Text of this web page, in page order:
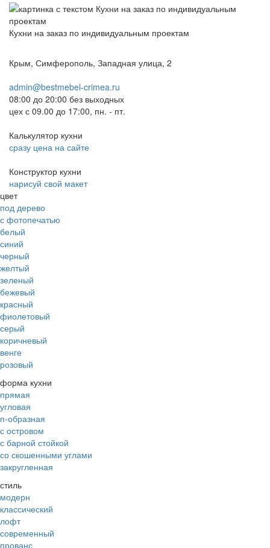
Кухни на заказ по индивидуальным проектам
Крым, Симферополь, Западная улица, 2
admin@bestmebel-crimea.ru
08:00 до 20:00 без выходных
цех с 09.00 до 17:00, пн. - пт.
Калькулятор кухни
сразу цена на сайте
Конструктор кухни
нарисуй свой макет
цвет
под дерево
с фотопечатью
белый
синий
черный
желтый
зеленый
бежевый
красный
фиолетовый
серый
коричневый
венге
розовый
форма кухни
прямая
угловая
п-образная
с островом
с барной стойкой
со скошенными углами
закругленная
стиль
модерн
классический
лофт
современный
прованс